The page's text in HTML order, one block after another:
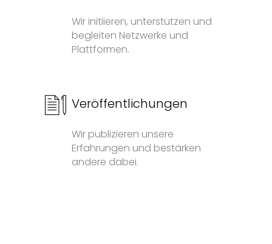
Wir initiieren, unterstützen und
begleiten Netzwerke und
Plattformen.
Veröffentlichungen
Wir publizieren unsere
Erfahrungen und bestärken
andere dabei.